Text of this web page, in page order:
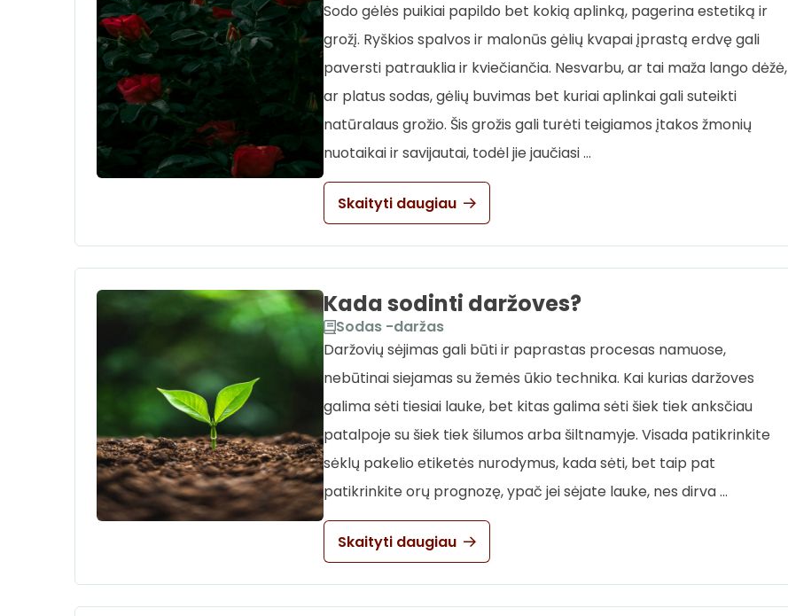
Sodo gėlės puikiai papildo bet kokią aplinką, pagerina estetiką ir
grožį. Ryškios spalvos ir malonūs gėlių kvapai įprastą erdvę gali
paversti patrauklia ir kviečiančia. Nesvarbu, ar tai maža lango dėžė,
ar platus sodas, gėlių buvimas bet kuriai aplinkai gali suteikti
natūralaus grožio. Šis grožis gali turėti teigiamos įtakos žmonių
nuotaikai ir savijautai, todėl jie jaučiasi …
Skaityti daugiau
Kada sodinti daržoves?
Sodas -daržas
Daržovių sėjimas gali būti ir paprastas procesas namuose,
nebūtinai siejamas su žemės ūkio technika. Kai kurias daržoves
galima sėti tiesiai lauke, bet kitas galima sėti šiek tiek anksčiau
patalpoje su šiek tiek šilumos arba šiltnamyje. Visada patikrinkite
sėklų pakelio etiketės nurodymus, kada sėti, bet taip pat
patikrinkite orų prognozę, ypač jei sėjate lauke, nes dirva …
Skaityti daugiau